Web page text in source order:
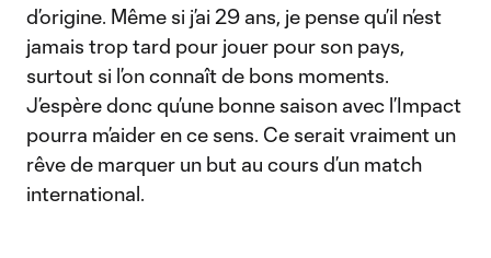
d’origine. Même si j’ai 29 ans, je pense qu’il n’est
jamais trop tard pour jouer pour son pays,
surtout si l’on connaît de bons moments.
J’espère donc qu’une bonne saison avec l’Impact
pourra m’aider en ce sens. Ce serait vraiment un
rêve de marquer un but au cours d’un match
international.